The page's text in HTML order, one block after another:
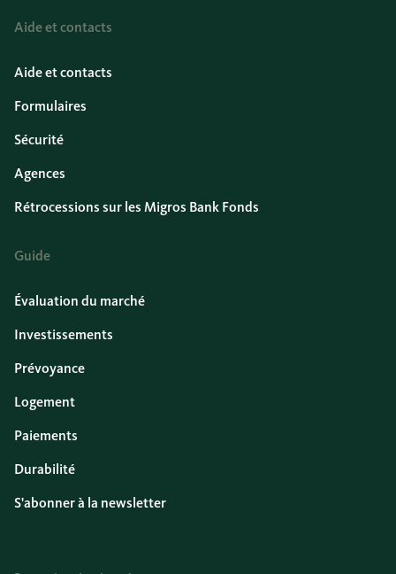
Aide et contacts
Aide et contacts
Formulaires
Sécurité
Agences
Rétrocessions sur les Migros Bank Fonds
Guide
Évaluation du marché
Investissements
Prévoyance
Logement
Paiements
Durabilité
S'abonner à la newsletter